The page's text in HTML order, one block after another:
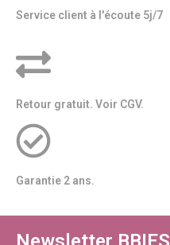
Service client à l'écoute 5j/7
Retour gratuit. Voir CGV.
Garantie 2 ans.